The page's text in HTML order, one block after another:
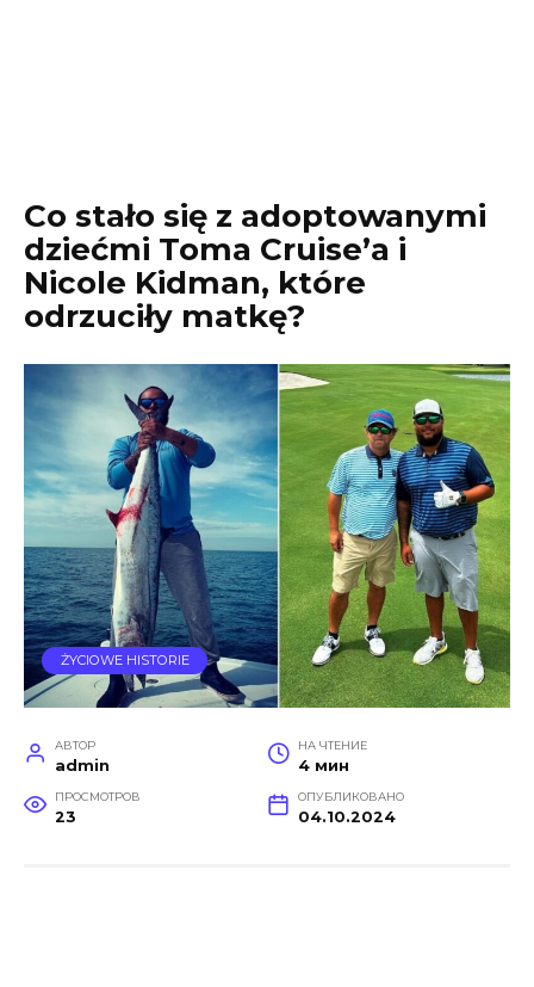
Co stało się z adoptowanymi
dziećmi Toma Cruise’a i
Nicole Kidman, które
odrzuciły matkę?
ŻYCIOWE HISTORIE
АВТОР
admin
НА ЧТЕНИЕ
4 мин
ПРОСМОТРОВ
23
ОПУБЛИКОВАНО
04.10.2024